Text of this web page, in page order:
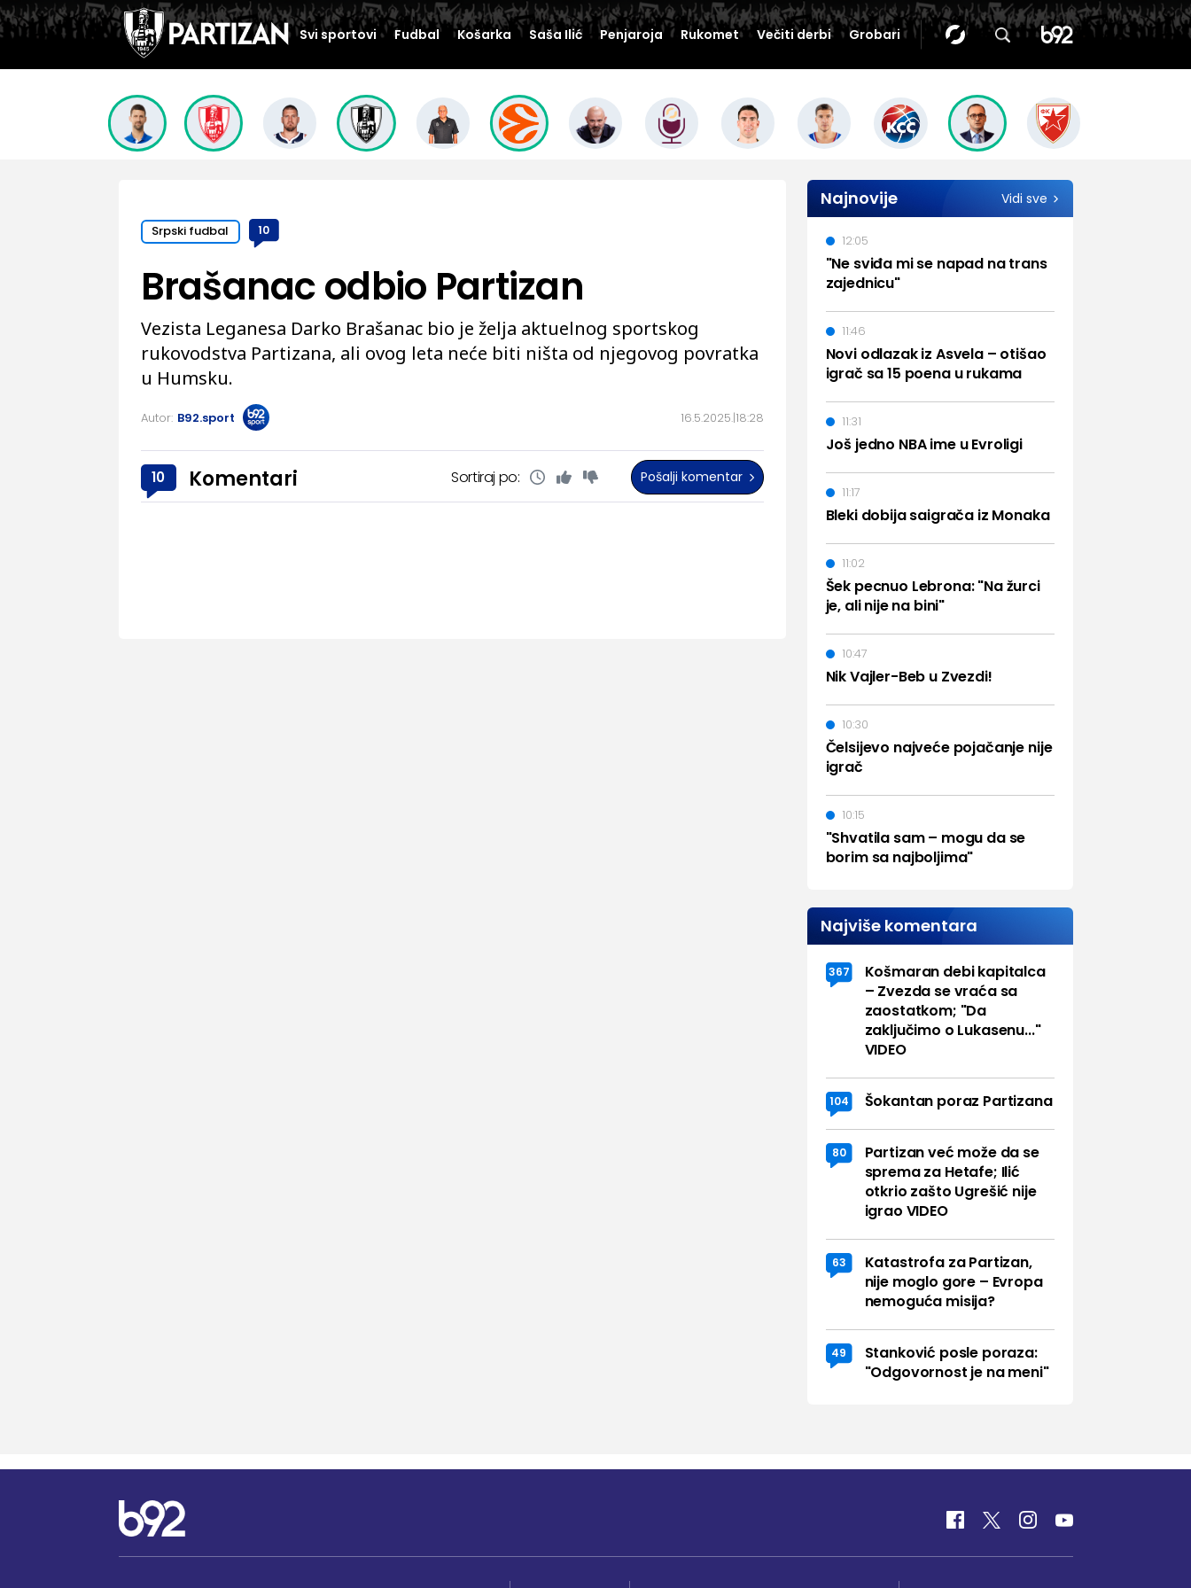
Svi sportovi Fudbal Košarka Saša Ilić Penjaroja Rukomet Večiti derbi Grobari
Srpski fudbal 10
16.5.2025. 18:28
Brašanac odbio Partizan
Vezista Leganesa Darko Brašanac bio je želja aktuelnog sportskog
rukovodstva Partizana, ali ovog leta neće biti ništa od njegovog povratka
u Humsku.
Autor: B92.sport
10 Komentari Sortiraj po: Pošalji komentar
Najnovije Vidi sve
"Ne sviđa mi se napad na trans
zajednicu"
12:05
Novi odlazak iz Asvela – otišao
igrač sa 15 poena u rukama
11:46
Još jedno NBA ime u Evroligi
11:31
Bleki dobija saigrača iz Monaka
11:17
Šek pecnuo Lebrona: "Na žurci
je, ali nije na bini"
11:02
Nik Vajler-Beb u Zvezdi!
10:47
Čelsijevo najveće pojačanje nije
igrač
10:30
"Shvatila sam – mogu da se
borim sa najboljima"
10:15
Najviše komentara
367
Košmaran debi kapitalca
– Zvezda se vraća sa
zaostatkom; "Da
zaključimo o Lukasenu..."
VIDEO
104 Šokantan poraz Partizana
80
Partizan već može da se
sprema za Hetafe; Ilić
otkrio zašto Ugrešić nije
igrao VIDEO
63
Katastrofa za Partizan,
nije moglo gore – Evropa
nemoguća misija?
49
Stanković posle poraza:
"Odgovornost je na meni"